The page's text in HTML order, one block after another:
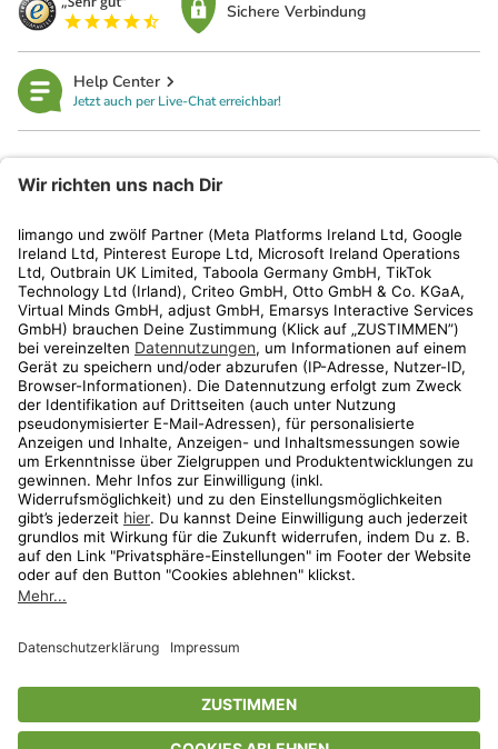
Sichere Verbindung
Help Center
Jetzt auch per Live-Chat erreichbar!
Kundenservice
Shop
Aktionen
Travel
* Streichpreise entsprechen der unverbindlichen Preisempfehlung des
Herstellers. Prozentangaben beziehen sich auf den Streichpreis.